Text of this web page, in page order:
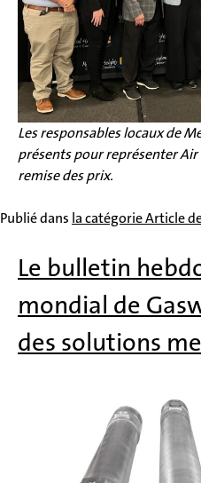
Les responsables locaux de
présents pour représenter
remise des prix.
Publié dans la catégorie Article
Le bulletin
mondial de
des solutions